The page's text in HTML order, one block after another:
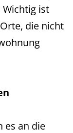
ist
die nicht
es an die